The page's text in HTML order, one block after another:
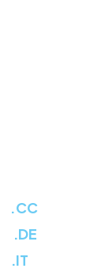
.CC
.DE
.IT